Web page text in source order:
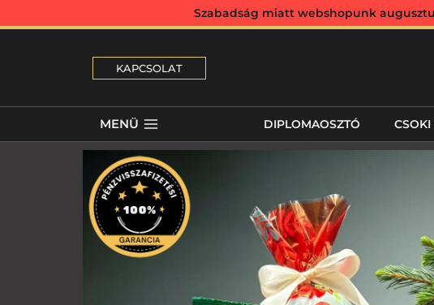
Szabadság miatt webshopunk
KAPCSOLAT
MENÜ DIPLOMAOSZTÓ